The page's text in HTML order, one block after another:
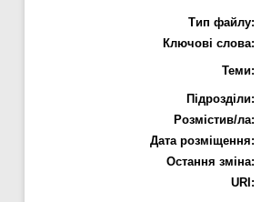
Тип файлу:
Ключові слова:
Теми:
Підрозділи:
Розмістив/ла:
Дата розміщення:
Остання зміна:
URI: